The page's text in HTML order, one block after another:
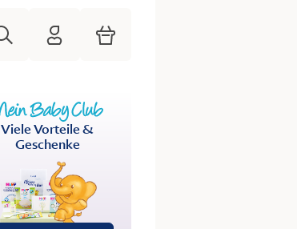
HiPP Mein Babyclub
Warenkorb
Viele Vorteile &
Geschenke